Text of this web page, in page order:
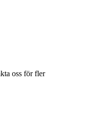
oss för fler